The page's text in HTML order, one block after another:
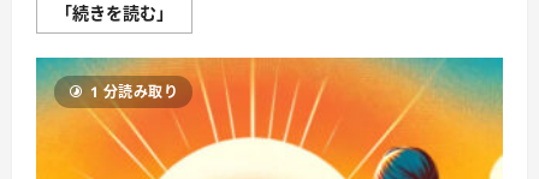
「続きを読む」
本
ン
ダ
の
音
楽
で、
あ
1 分読み取り